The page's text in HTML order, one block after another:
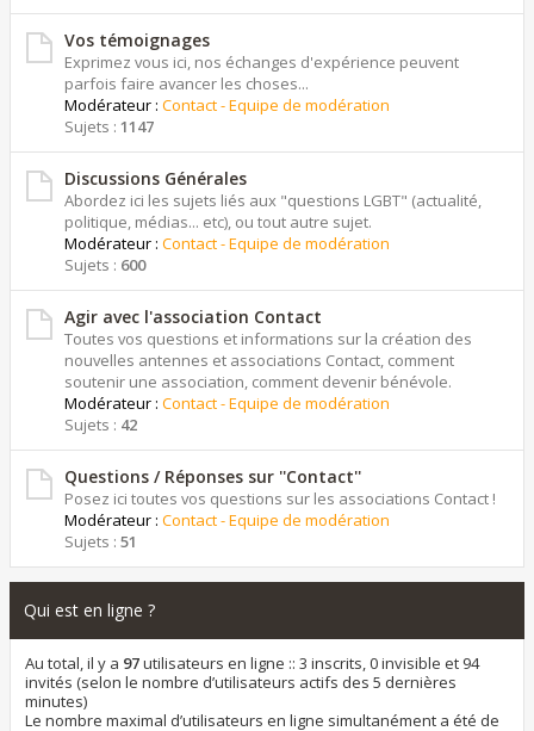
Vos témoignages
Exprimez vous ici, nos échanges d'expérience peuvent
parfois faire avancer les choses...
Modérateur : Contact - Equipe de modération
Sujets : 1147
Discussions Générales
Abordez ici les sujets liés aux "questions LGBT" (actualité,
politique, médias... etc), ou tout autre sujet.
Modérateur : Contact - Equipe de modération
Sujets : 600
Agir avec l'association Contact
Toutes vos questions et informations sur la création des
nouvelles antennes et associations Contact, comment
soutenir une association, comment devenir bénévole.
Modérateur : Contact - Equipe de modération
Sujets : 42
Questions / Réponses sur ''Contact''
Posez ici toutes vos questions sur les associations Contact !
Modérateur : Contact - Equipe de modération
Sujets : 51
Qui est en ligne ?
Au total, il y a 97utilisateurs en ligne :: 3 inscrits, 0 invisible et 94
invités (selon le nombre d’utilisateurs actifs des 5 dernières
minutes)
Le nombre maximal d’utilisateurs en ligne simultanément a été de